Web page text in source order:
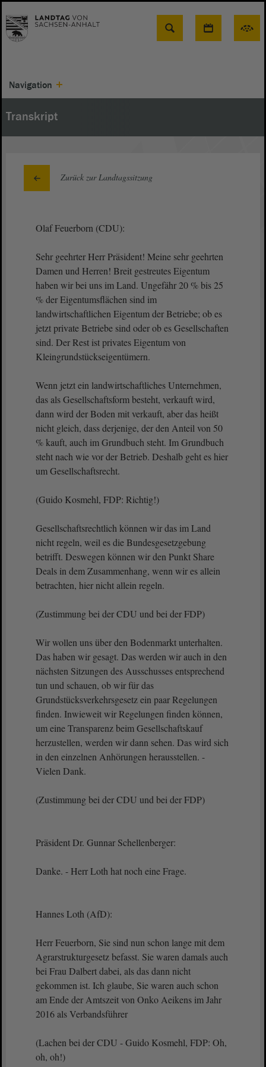
Suche
Navigation
Transkript
Zurück zur Landtagssitzung
Olaf Feuerborn (CDU):
Sehr geehrter Herr Präsident! Meine sehr geehrten
Damen und Herren! Breit gestreutes Eigentum
haben wir bei uns im Land. Ungefähr 20 % bis 25
% der Eigentumsflächen sind im
landwirtschaftlichen Eigentum der Betriebe; ob es
jetzt private Betriebe sind oder ob es Gesellschaften
sind. Der Rest ist privates Eigentum von
Kleingrundstückseigentümern.
Wenn jetzt ein landwirtschaftliches Unternehmen,
das als Gesellschaftsform besteht, verkauft wird,
dann wird der Boden mit verkauft, aber das heißt
nicht gleich, dass derjenige, der den Anteil von 50
% kauft, auch im Grundbuch steht. Im Grundbuch
steht nach wie vor der Betrieb. Deshalb geht es hier
um Gesellschaftsrecht.
(Guido Kosmehl, FDP: Richtig!)
Gesellschaftsrechtlich können wir das im Land
nicht regeln, weil es die Bundesgesetzgebung
betrifft. Deswegen können wir den Punkt Share
Deals in dem Zusammenhang, wenn wir es allein
betrachten, hier nicht allein regeln.
(Zustimmung bei der CDU und bei der FDP)
Wir wollen uns über den Bodenmarkt unterhalten.
Das haben wir gesagt. Das werden wir auch in den
nächsten Sitzungen des Ausschusses entsprechend
tun und schauen, ob wir für das
Grundstücksverkehrsgesetz ein paar Regelungen
finden. Inwieweit wir Regelungen finden können,
um eine Transparenz beim Gesellschaftskauf
herzustellen, werden wir dann sehen. Das wird sich
in den einzelnen Anhörungen herausstellen. -
Vielen Dank.
(Zustimmung bei der CDU und bei der FDP)
Präsident Dr. Gunnar Schellenberger:
Danke. - Herr Loth hat noch eine Frage.
Hannes Loth (AfD):
Herr Feuerborn, Sie sind nun schon lange mit dem
Agrarstrukturgesetz befasst. Sie waren damals auch
bei Frau Dalbert dabei, als das dann nicht
gekommen ist. Ich glaube, Sie waren auch schon
am Ende der Amtszeit von Onko Aeikens im Jahr
2016 als Verbandsführer
(Lachen bei der CDU - Guido Kosmehl, FDP: Oh,
oh, oh!)